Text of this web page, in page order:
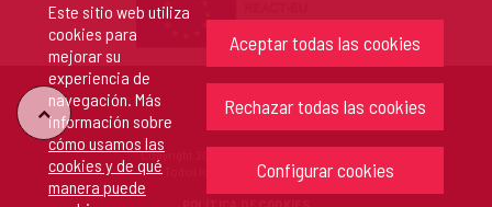
Este sitio web utiliza
cookies para
mejorar su
experiencia de
navegación. Más
información sobre
cómo usamos las
cookies y de qué
manera puede
Aceptar todas las cookies
Rechazar todas las cookies
Configurar cookies
en
nueva.
una
ventana
nueva.
una
ventana
nueva.
una
ventana
nueva.
"Volver
arriba"
Copyright 2026 - Junta de Castilla y León
Todos los derechos reservados.